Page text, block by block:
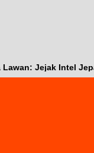
Lawan: Jejak Intel